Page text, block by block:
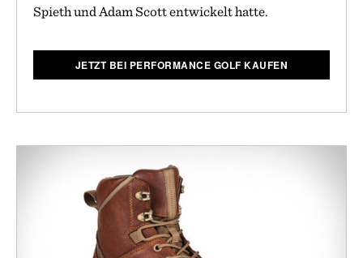
Spieth und Adam Scott entwickelt hatte.
JETZT BEI PERFORMANCE GOLF KAUFEN